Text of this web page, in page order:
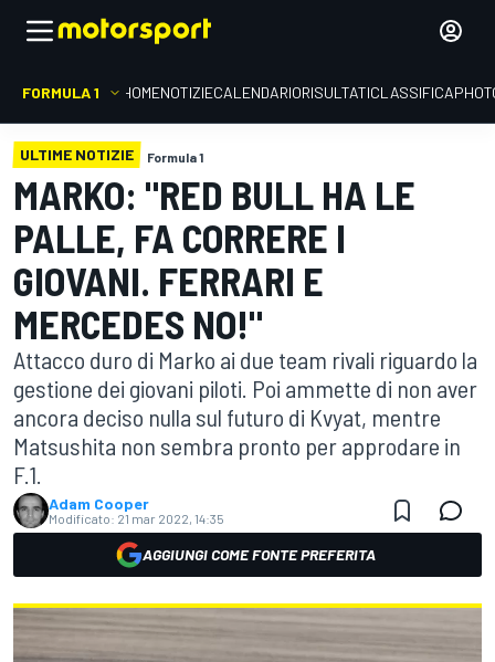
FORMULA 1 HOMENOTIZIECALENDARIORISULTATICLASSIFICA
ULTIME NOTIZIE Formula 1
MARKO: "RED BULL HA LE
PALLE, FA CORRERE I
GIOVANI. FERRARI E
MERCEDES NO!"
Attacco duro di Marko ai due team rivali riguardo la
gestione dei giovani piloti. Poi ammette di non aver
ancora deciso nulla sul futuro di Kvyat, mentre
Matsushita non sembra pronto per approdare in
F.1.
Adam Cooper
Modificato: 21 mar 2022, 14:35
AGGIUNGI COME FONTE PREFERITA